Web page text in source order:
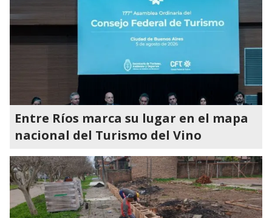
Entre Ríos marca su lugar en el mapa
nacional del Turismo del Vino